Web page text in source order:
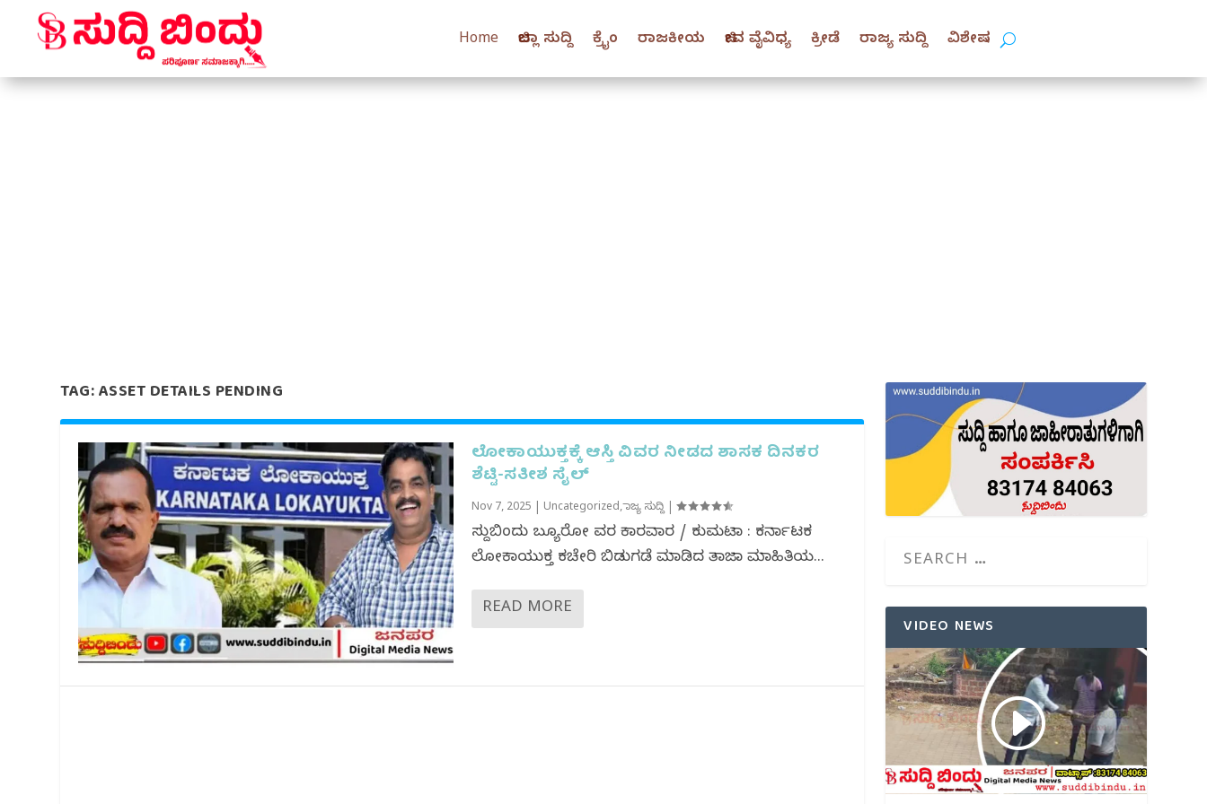
Home ಜಿಲ್ಲಾ ಸುದ್ದಿ ಕ್ರೈಂ ರಾಜಕೀಯ ಜೀವ ವೈವಿಧ್ಯ ಕ್ರೀಡೆ ರಾಜ್ಯ ಸುದ್ದಿ ವಿಶೇಷ
TAG:ASSET DETAILS PENDING
ಲೋಕಾಯುಕ್ತಕ್ಕೆ ಆಸ್ತಿ ವಿವರ ನೀಡದ ಶಾಸಕ ದಿನಕರ
ಶೆಟ್ಟಿ-ಸತೀಶ ಸೈಲ್
Nov 7, 2025 Uncategorized,ರಾಜ್ಯ ಸುದ್ದಿ|
ಸುದ್ದಿಬಿಂದು ಬ್ಯೂರೋ ವರದಿ ಕಾರವಾರ / ಕುಮಟಾ : ಕರ್ನಾಟಕ
ಲೋಕಾಯುಕ್ತ ಕಚೇರಿ ಬಿಡುಗಡೆ ಮಾಡಿದ ತಾಜಾ ಮಾಹಿತಿಯ...
READ MORE
VIDEO NEWS